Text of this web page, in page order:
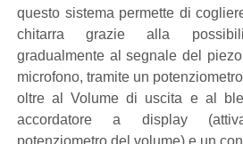
questo sistema permette di
chitarra grazie alla
gradualmente al segnale del
microfono, tramite un
oltre al Volume di uscita e al
accordatore a display
potenziometro del volume) e un